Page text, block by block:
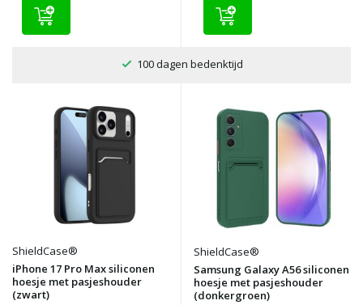
100 dagen bedenktijd
ShieldCase®
iPhone 17 Pro Max siliconen
hoesje met pasjeshouder
(zwart)
ShieldCase®
Samsung Galaxy A56 siliconen
hoesje met pasjeshouder
(donkergroen)